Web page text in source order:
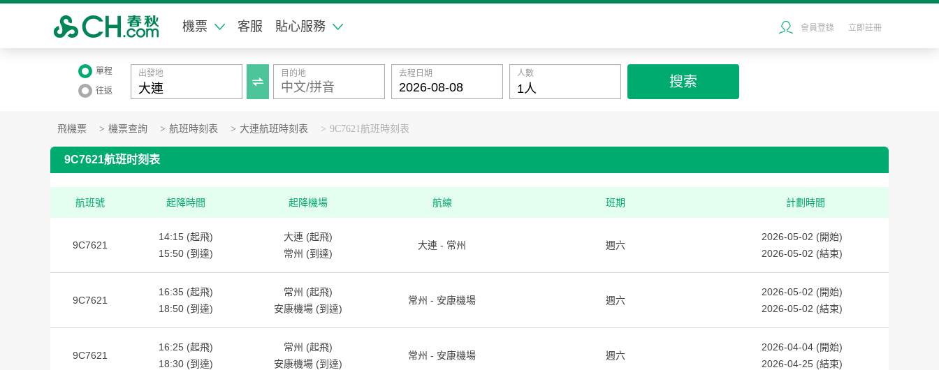
機票 客服 貼心服務 會員登錄 立即註冊
單程
往返

出發地 目的地 去程日期 人數
搜索
飛機票 > 機票查詢 > 航班時刻表 > 大連航班時刻表 > 9C7621航班時刻表
9C7621航班时刻表
航班號 起降時間 起降機場 航線 班期 計劃時間
9C7621
14:15 (起飛)
15:50 (到達)
大連 (起飛)
常州 (到達)
大連 - 常州 週六
2026-05-02 (開始)
2026-05-02 (結束)
9C7621
16:35 (起飛)
18:50 (到達)
常州 (起飛)
安康機場 (到達)
常州 - 安康機場 週六
2026-05-02 (開始)
2026-05-02 (結束)
9C7621
16:25 (起飛)
18:30 (到達)
常州 (起飛)
安康機場 (到達)
常州 - 安康機場 週六
2026-04-04 (開始)
2026-04-25 (結束)